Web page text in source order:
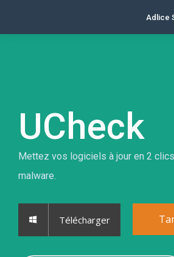
Adlice
UCheck
Mettez vos logiciels à jour en 2
malware.
Télécharger